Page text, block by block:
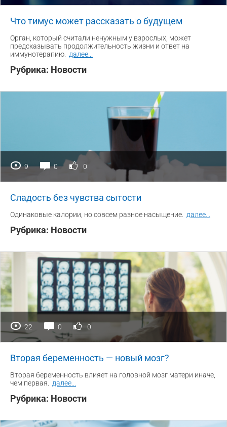
Что тимус может рассказать о будущем
Орган, который считали ненужным у взрослых, может
предсказывать продолжительность жизни и ответ на
иммунотерапию.
далее
Рубрика: Новости
9 0 0
Сладость без чувства сытости
Одинаковые калории, но совсем разное насыщение. далее
Рубрика: Новости
22 0 0
Вторая беременность — новый мозг?
Вторая беременность влияет на головной мозг матери иначе,
чем первая.
далее
Рубрика: Новости